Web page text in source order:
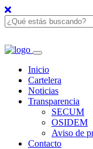
Inicio
Cartelera
Noticias
Transparencia
SECUM
OSIDEM
Aviso de
Contacto